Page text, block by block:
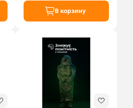
В корзину